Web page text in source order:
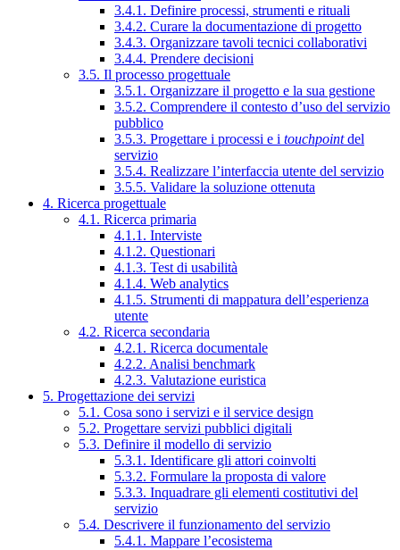
3.4.1. Definire processi, strumenti e rituali
3.4.2. Curare la documentazione di progetto
3.4.3. Organizzare tavoli tecnici collaborativi
3.4.4. Prendere decisioni
3.5. Il processo progettuale
3.5.1. Organizzare il progetto e la sua gestione
3.5.2. Comprendere il contesto d’uso del servizio
pubblico
3.5.3. Progettare i processi e i touchpointdel
servizio
3.5.4. Realizzare l’interfaccia utente del servizio
3.5.5. Validare la soluzione ottenuta
4. Ricerca progettuale
4.1. Ricerca primaria
4.1.1. Interviste
4.1.2. Questionari
4.1.3. Test di usabilità
4.1.4. Web analytics
4.1.5. Strumenti di mappatura dell’esperienza
utente
4.2. Ricerca secondaria
4.2.1. Ricerca documentale
4.2.2. Analisi benchmark
4.2.3. Valutazione euristica
5. Progettazione dei servizi
5.1. Cosa sono i servizi e il service design
5.2. Progettare servizi pubblici digitali
5.3. Definire il modello di servizio
5.3.1. Identificare gli attori coinvolti
5.3.2. Formulare la proposta di valore
5.3.3. Inquadrare gli elementi costitutivi del
servizio
5.4. Descrivere il funzionamento del servizio
5.4.1. Mappare l’ecosistema